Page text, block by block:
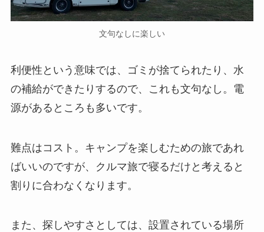
文句なしに楽しい
利便性という意味では、ゴミが捨てられたり、水
の補給ができたりするので、これも文句なし。電
源があるところも多いです。
難点はコスト。キャンプを楽しむための旅であれ
ばいいのですが、クルマ旅で寝るだけと考えると
割りに合わなくなります。
また、探しやすさとしては、設置されている場所